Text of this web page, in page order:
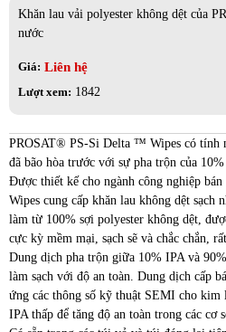
Khăn lau vải polyester không dệt của
nước
Giá: Liên hệ
Lượt xem: 1842
PROSAT® PS-Si Delta ™ Wipes có tính
đã bão hòa trước với sự pha trộn của
Được thiết kế cho ngành công nghiệp
Wipes cung cấp khăn lau không dệt sạch
làm từ 100% sợi polyester không dệt,
cực kỳ mềm mại, sạch sẽ và chắc chắn,
Dung dịch pha trộn giữa 10% IPA và
làm sạch với độ an toàn. Dung dịch cấp
ứng các thông số kỹ thuật SEMI cho kim
IPA thấp để tăng độ an toàn trong các cơ